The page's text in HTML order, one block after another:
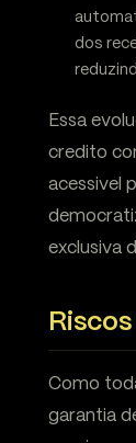
dos
Essa
credito
acessivel
exclusiva
Como
garantia